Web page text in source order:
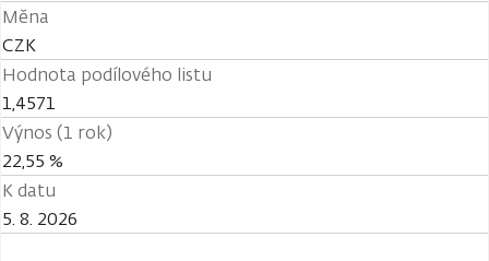
Měna
CZK
Hodnota podílového listu
1,4571
Výnos (1 rok)
22,55 %
K datu
5. 8. 2026